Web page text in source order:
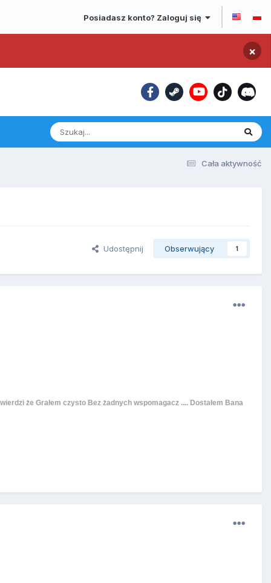
Posiadasz konto? Zaloguj się
×
Cała aktywność
Udostępnij Obserwujący 1
że Grałem czysto Bez żadnych wspomagacz .... Dostałem Bana